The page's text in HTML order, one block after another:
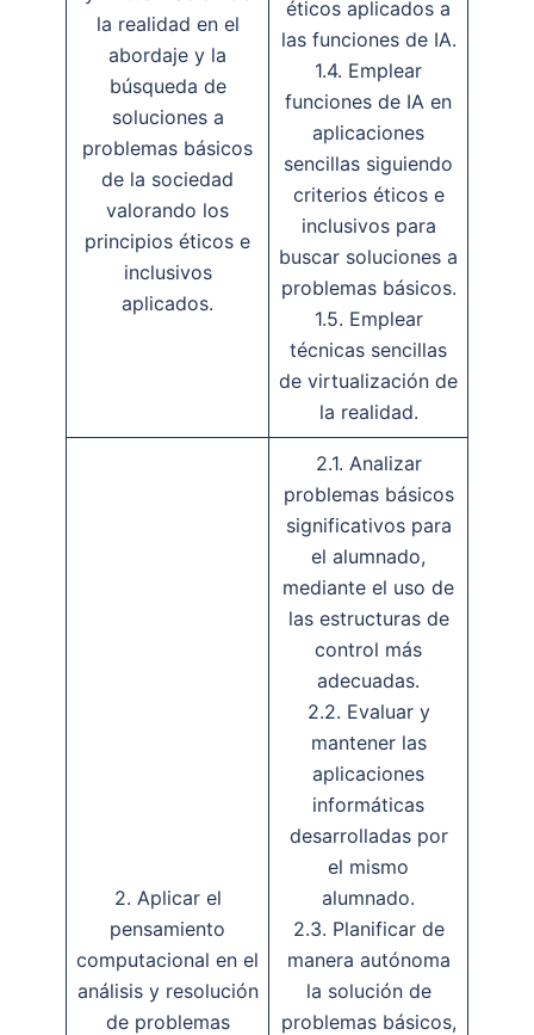
la realidad en el
abordaje y la
búsqueda de
soluciones a
problemas básicos
de la sociedad
valorando los
principios éticos e
inclusivos
aplicados.
éticos aplicados a
las funciones de IA.
1.4. Emplear
funciones de IA en
aplicaciones
sencillas siguiendo
criterios éticos e
inclusivos para
buscar soluciones a
problemas básicos.
1.5. Emplear
técnicas sencillas
de virtualización de
la realidad.
2. Aplicar el
pensamiento
computacional en el
análisis y resolución
de problemas
2.1. Analizar
problemas básicos
significativos para
el alumnado,
mediante el uso de
las estructuras de
control más
adecuadas.
2.2. Evaluar y
mantener las
aplicaciones
informáticas
desarrolladas por
el mismo
alumnado.
2.3. Planificar de
manera autónoma
la solución de
problemas básicos,